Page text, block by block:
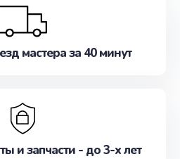
мастера за 40 минут
и запчасти - до 3-х лет